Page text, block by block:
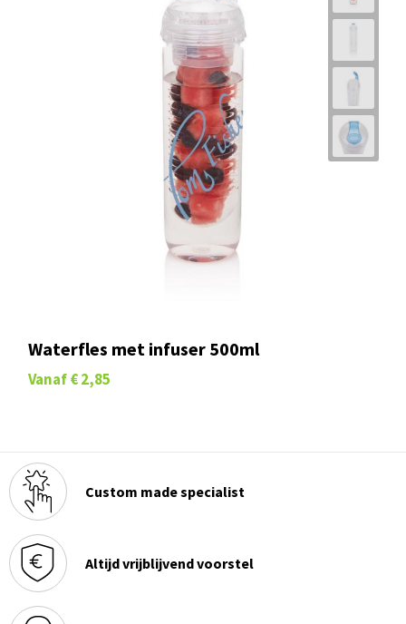
Waterfles met infuser 500ml
Vanaf € 2,85
Custom made specialist
Altijd vrijblijvend voorstel